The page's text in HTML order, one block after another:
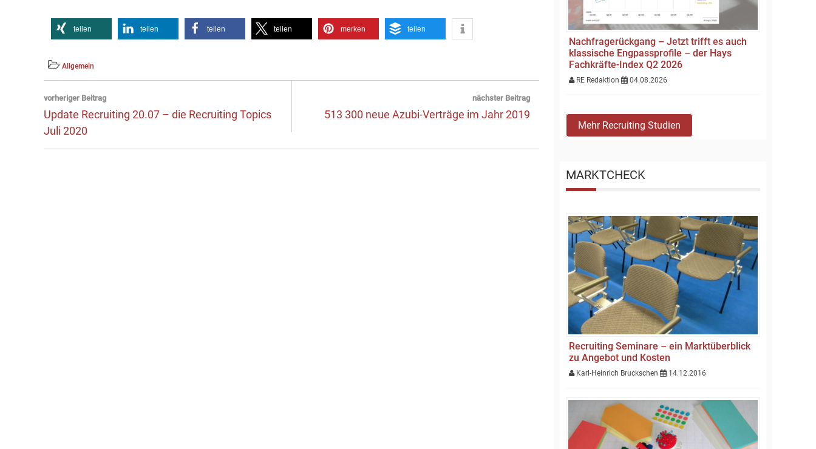
teilen teilen teilen teilen merken teilen
Allgemein
Beitragsnavigation
vorheriger Beitrag
Vorheriger
Beitrag:
Update Recruiting 20.07 – die Recruiting Topics
Juli 2020
nächster Beitrag
Next
513 300 neue Azubi-Verträge im Jahr 2019
Nachfragerückgang – Jetzt trifft es auch
klassische Engpassprofile – der Hays
Fachkräfte-Index Q2 2026
RE Redaktion 04.08.2026
Mehr Recruiting Studien
MARKTCHECK
Recruiting Seminare – ein Marktüberblick
zu Angebot und Kosten
Karl-Heinrich Bruckschen 14.12.2016